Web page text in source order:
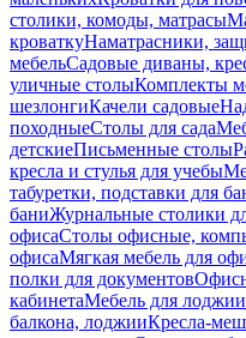
столики, комоды, матрасы
кроваткуНаматрасники,
мебельСадовые диваны,
уличные столыКомплекты
шезлонгиКачели садовые
походныеСтолы для сада
детскиеПисьменные столы
кресла и стулья для учебы
табуретки, подставки для
баниЖурнальные столики
офисаСтолы офисные,
офисаМягкая мебель для
полки для документов
кабинетаМебель для
балкона, лоджииКресла-